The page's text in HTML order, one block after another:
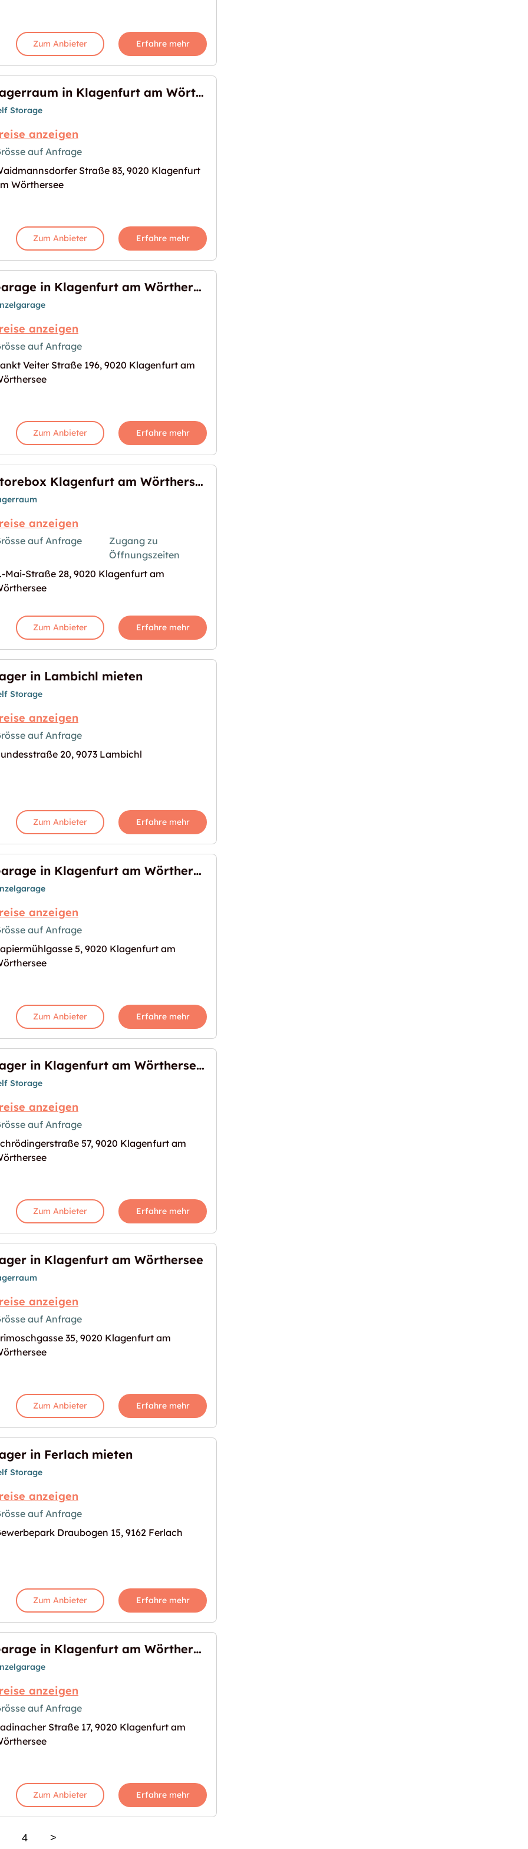
Zum Anbieter Erfahre mehr
am Wörthersee"
Bild für "Lagerraum in Klagenfurt am Wörthersee"
Lagerraum in Klagenfurt am Wörthersee
Storage
anzeigen
auf Anfrage
Straße 83, 9020 Klagenfurt
Wörthersee
Zum Anbieter Erfahre mehr
Wörthersee mieten"
Bild für "Garage in Klagenfurt am Wörthersee mieten"
Garage in Klagenfurt am Wörthersee mieten
anzeigen
auf Anfrage
Veiter Straße 196, 9020 Klagenfurt am
Zum Anbieter Erfahre mehr
Wörthersee"
Bild für "Storebox Klagenfurt am Wörthersee"
Storebox Klagenfurt am Wörthersee
anzeigen
auf Anfrage
Zugang zu
Öffnungszeiten
Mai-Straße 28, 9020 Klagenfurt am
Zum Anbieter Erfahre mehr
Bild für "Lager in Lambichl mieten"
in Lambichl mieten
Storage
anzeigen
auf Anfrage
20, 9073 Lambichl
Zum Anbieter Erfahre mehr
Wörthersee verfügbar"
Bild für "Garage in Klagenfurt am Wörthersee verfügbar"
Garage in Klagenfurt am Wörthersee verfügbar
anzeigen
auf Anfrage
5, 9020 Klagenfurt am
Zum Anbieter Erfahre mehr
Wörthersee verfügbar"
Bild für "Lager in Klagenfurt am Wörthersee verfügbar"
Lager in Klagenfurt am Wörthersee verfügbar
Storage
anzeigen
auf Anfrage
57, 9020 Klagenfurt am
Zum Anbieter Erfahre mehr
Wörthersee"
Bild für "Lager in Klagenfurt am Wörthersee"
in Klagenfurt am Wörthersee
anzeigen
auf Anfrage
35, 9020 Klagenfurt am
Zum Anbieter Erfahre mehr
Bild für "Lager in Ferlach mieten"
in Ferlach mieten
Storage
anzeigen
auf Anfrage
Draubogen 15, 9162 Ferlach
Zum Anbieter Erfahre mehr
Wörthersee"
Bild für "Garage in Klagenfurt am Wörthersee"
Garage in Klagenfurt am Wörthersee
anzeigen
auf Anfrage
Straße 17, 9020 Klagenfurt am
Zum Anbieter Erfahre mehr
4 >